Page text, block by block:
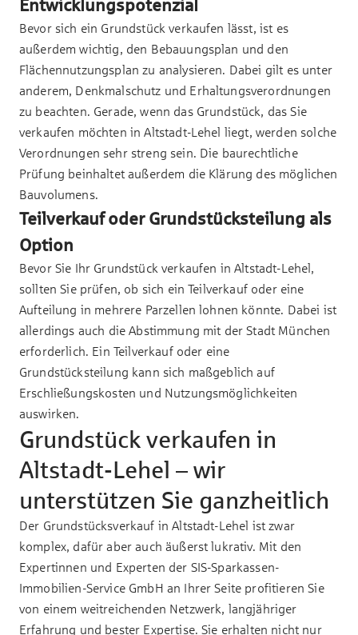
Entwicklungspotenzial
Bevor sich ein Grundstück verkaufen lässt, ist es
außerdem wichtig, den Bebauungsplan und den
Flächennutzungsplan zu analysieren. Dabei gilt es unter
anderem, Denkmalschutz und Erhaltungsverordnungen
zu beachten. Gerade, wenn das Grundstück, das Sie
verkaufen möchten in Altstadt-Lehel liegt, werden solche
Verordnungen sehr streng sein. Die baurechtliche
Prüfung beinhaltet außerdem die Klärung des möglichen
Bauvolumens.
Teilverkauf oder Grundstücksteilung als
Option
Bevor Sie Ihr Grundstück verkaufen in Altstadt-Lehel,
sollten Sie prüfen, ob sich ein Teilverkauf oder eine
Aufteilung in mehrere Parzellen lohnen könnte. Dabei ist
allerdings auch die Abstimmung mit der Stadt München
erforderlich. Ein Teilverkauf oder eine
Grundstücksteilung kann sich maßgeblich auf
Erschließungskosten und Nutzungsmöglichkeiten
auswirken.
Grundstück verkaufen in
Altstadt-Lehel – wir
unterstützen Sie ganzheitlich
Der Grundstücksverkauf in Altstadt-Lehel ist zwar
komplex, dafür aber auch äußerst lukrativ. Mit den
Expertinnen und Experten der SIS-Sparkassen-
Immobilien-Service GmbH an Ihrer Seite profitieren Sie
von einem weitreichenden Netzwerk, langjähriger
Erfahrung und bester Expertise. Sie erhalten nicht nur